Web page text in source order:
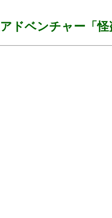
ドベンチャー「